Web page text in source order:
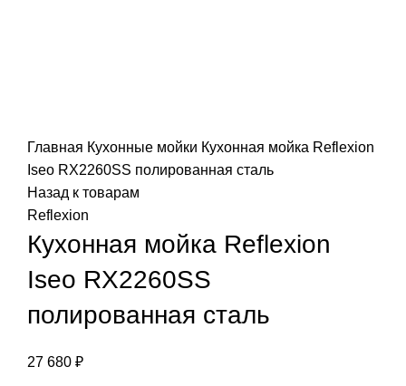
Главная Кухонные мойки Кухонная мойка Reflexion
Iseo RX2260SS полированная сталь
Назад к товарам
Reflexion
Кухонная мойка Reflexion
Iseo RX2260SS
полированная сталь
27 680 ₽